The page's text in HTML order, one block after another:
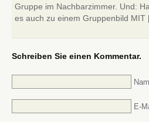
Gruppe im Nachbarzimmer. Und:
es auch zu einem Gruppenbild
Schreiben Sie einen Kommentar.
E-